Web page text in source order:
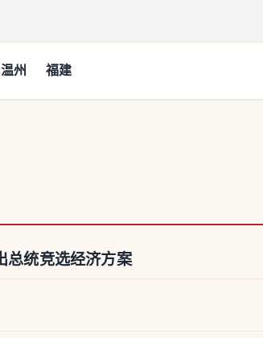
温州 福建
总统竞选经济方案